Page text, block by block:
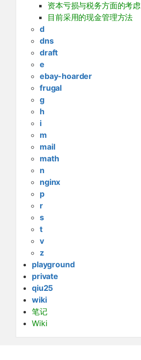
资本亏损与税务方面的考虑
目前采用的现金管理方法
d
dns
draft
e
ebay-hoarder
frugal
g
h
i
m
mail
math
n
nginx
p
r
s
t
v
z
playground
private
qiu25
wiki
笔记
Wiki